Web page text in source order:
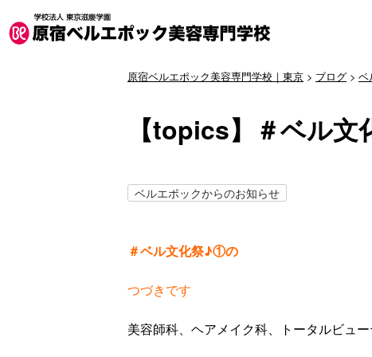
原宿ベルエポック美容専門学校｜東京 > ブログ > ベ
【topics】＃ベル
ベルエポックからのお知らせ
＃ベル文化祭♪①の
つづきです
美容師科、ヘアメイク科、トータルビュ